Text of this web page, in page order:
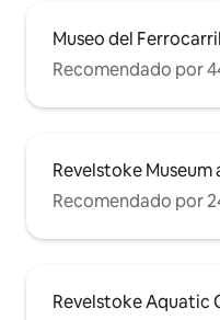
Museo del
Recomendado por
Revelstoke Museum
Recomendado por
Revelstoke Aquatic